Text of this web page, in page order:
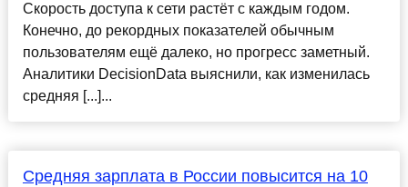
Скорость доступа к сети растёт с каждым годом.
Конечно, до рекордных показателей обычным
пользователям ещё далеко, но прогресс заметный.
Аналитики DecisionData выяснили, как изменилась
средняя [...]...
Средняя зарплата в России повысится на 10